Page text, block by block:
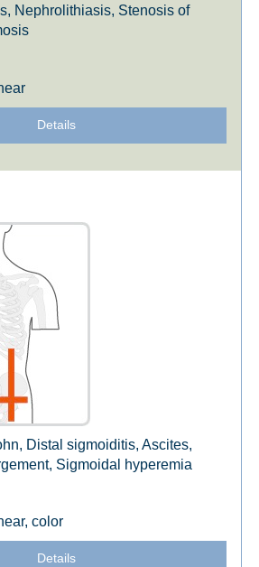
Nephrolithiasis, Stenosis of
Details
Distal sigmoiditis, Ascites,
Sigmoidal hyperemia
color
Details